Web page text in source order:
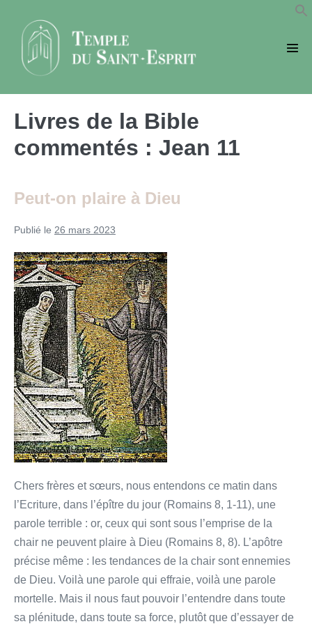
contenu
Livres de la Bible
commentés : Jean 11
Peut-on plaire à Dieu
Publié le 26 mars 2023
Peut-
on
plaire
à
Dieu
Chers frères et sœurs, nous entendons ce matin dans
l’Ecriture, dans l’épître du jour (Romains 8, 1-11), une
parole terrible : or, ceux qui sont sous l’emprise de la
chair ne peuvent plaire à Dieu (Romains 8, 8). L’apôtre
précise même : les tendances de la chair sont ennemies
de Dieu. Voilà une parole qui effraie, voilà une parole
mortelle. Mais il nous faut pouvoir l’entendre dans toute
sa plénitude, dans toute sa force, plutôt que d’essayer de